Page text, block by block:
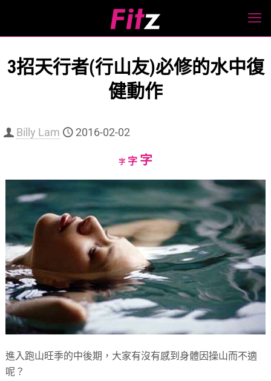
3招天行者(行山友)必修的水中復
健動作
Billy Lam 2016-02-02
字Decrease
size.
字Reset
size.
字Increase
size.
進入跑山旺季的中後期，大家有沒有感到身體因操山而不適
呢？